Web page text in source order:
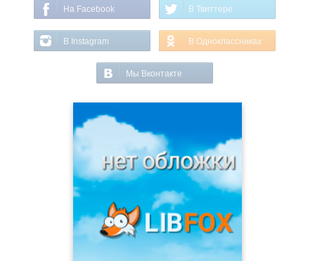
На Facebook В Твиттере
В Instagram В Одноклассниках
Мы Вконтакте